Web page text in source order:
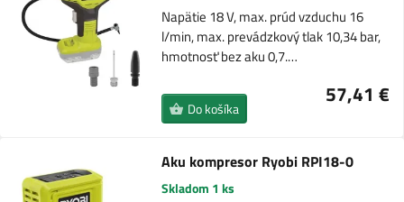
Napätie 18 V, max. prúd vzduchu 16
l/min, max. prevádzkový tlak 10,34 bar,
hmotnosť bez aku 0,7.…
57,41 €
Do košíka
Aku kompresor Ryobi RPI18-0
Skladom 1 ks